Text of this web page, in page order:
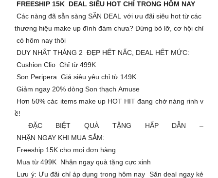
FREESHIP 15K DEAL SIÊU HOT CHỈ TRONG HÔM NAY
Các nàng đã sẵn sàng SĂN DEAL với ưu đãi siêu hot từ các
thương hiệu make up đình đám chưa? Đừng bỏ lỡ, cơ hội chỉ
có hôm nay thôi
DUY NHẤT THÁNG 2 ĐẸP HẾT NẤC, DEAL HẾT MỨC:
Cushion Clio Chỉ từ 499K
Son Peripera Giá siêu yêu chỉ từ 149K
Giảm ngay 20% dòng Son thạch Amuse
Hơn 50% các items make up HOT HIT đang chờ nàng rinh v
ề!
ĐẶC BIỆT QUÀ TẶNG HẤP DẪN –
NHẬN NGAY KHI MUA SẮM:
Freeship 15K cho mọi đơn hàng
Mua từ 499K Nhận ngay quà tặng cực xinh
Lưu ý: Ưu đãi chỉ áp dụng trong hôm nay Săn deal ngay kẻ